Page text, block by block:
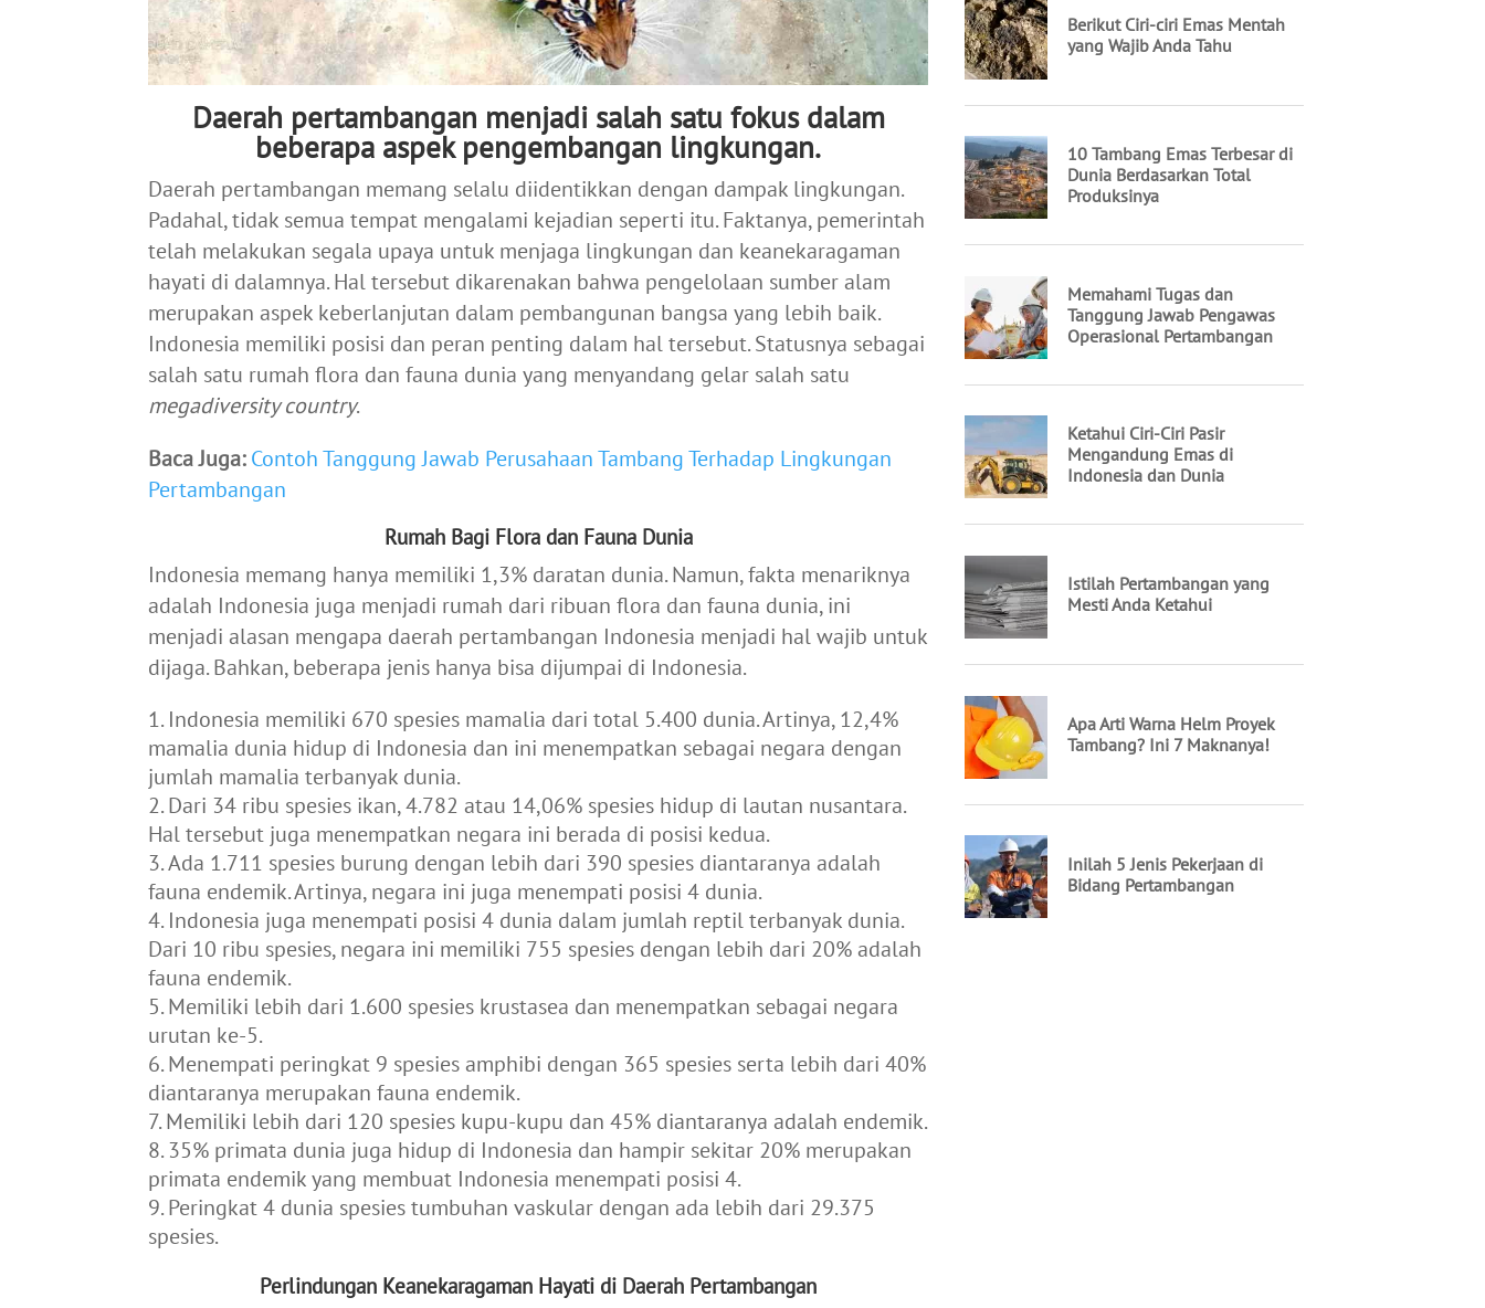
Daerah pertambangan menjadi salah satu fokus dalam
beberapa aspek pengembangan lingkungan.
Daerah pertambangan memang selalu diidentikkan dengan dampak lingkungan.
Padahal, tidak semua tempat mengalami kejadian seperti itu. Faktanya, pemerintah
telah melakukan segala upaya untuk menjaga lingkungan dan keanekaragaman
hayati di dalamnya. Hal tersebut dikarenakan bahwa pengelolaan sumber alam
merupakan aspek keberlanjutan dalam pembangunan bangsa yang lebih baik.
Indonesia memiliki posisi dan peran penting dalam hal tersebut. Statusnya sebagai
salah satu rumah flora dan fauna dunia yang menyandang gelar salah satu
megadiversity country.
Baca Juga: Contoh Tanggung Jawab Perusahaan Tambang Terhadap Lingkungan
Pertambangan
Rumah Bagi Flora dan Fauna Dunia
Indonesia memang hanya memiliki 1,3% daratan dunia. Namun, fakta menariknya
adalah Indonesia juga menjadi rumah dari ribuan flora dan fauna dunia, ini
menjadi alasan mengapa daerah pertambangan Indonesia menjadi hal wajib untuk
dijaga. Bahkan, beberapa jenis hanya bisa dijumpai di Indonesia.
Indonesia memiliki 670 spesies mamalia dari total 5.400 dunia. Artinya, 12,4%
mamalia dunia hidup di Indonesia dan ini menempatkan sebagai negara dengan
jumlah mamalia terbanyak dunia.
Dari 34 ribu spesies ikan, 4.782 atau 14,06% spesies hidup di lautan nusantara.
Hal tersebut juga menempatkan negara ini berada di posisi kedua.
Ada 1.711 spesies burung dengan lebih dari 390 spesies diantaranya adalah
fauna endemik. Artinya, negara ini juga menempati posisi 4 dunia.
Indonesia juga menempati posisi 4 dunia dalam jumlah reptil terbanyak dunia.
Dari 10 ribu spesies, negara ini memiliki 755 spesies dengan lebih dari 20% adalah
fauna endemik.
Memiliki lebih dari 1.600 spesies krustasea dan menempatkan sebagai negara
urutan ke-5.
Menempati peringkat 9 spesies amphibi dengan 365 spesies serta lebih dari 40%
diantaranya merupakan fauna endemik.
Memiliki lebih dari 120 spesies kupu-kupu dan 45% diantaranya adalah endemik.
35% primata dunia juga hidup di Indonesia dan hampir sekitar 20% merupakan
primata endemik yang membuat Indonesia menempati posisi 4.
Peringkat 4 dunia spesies tumbuhan vaskular dengan ada lebih dari 29.375
spesies.
Perlindungan Keanekaragaman Hayati di Daerah Pertambangan